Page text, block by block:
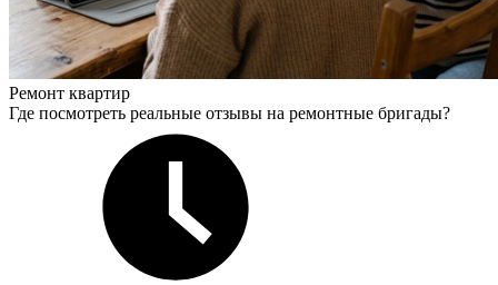
Ремонт квартир
Где посмотреть реальные отзывы на ремонтные бригады?